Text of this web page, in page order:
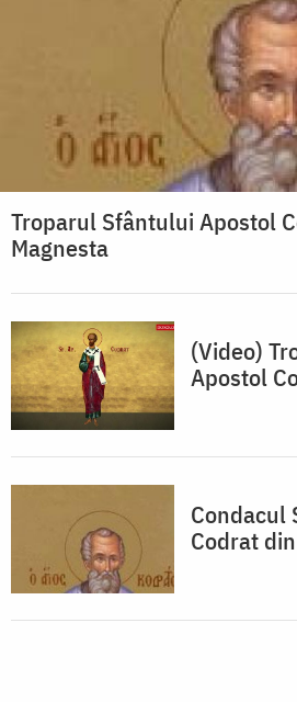
Troparul Sfântului Apostol
Magnesta
(Video)
Apostol
Condacul
Codrat